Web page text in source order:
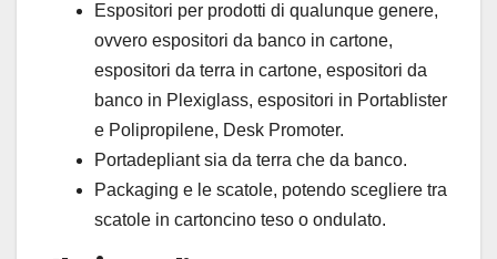
Espositori per prodotti di qualunque genere,
ovvero espositori da banco in cartone,
espositori da terra in cartone, espositori da
banco in Plexiglass, espositori in Portablister
e Polipropilene, Desk Promoter.
Portadepliant sia da terra che da banco.
Packaging e le scatole, potendo scegliere tra
scatole in cartoncino teso o ondulato.